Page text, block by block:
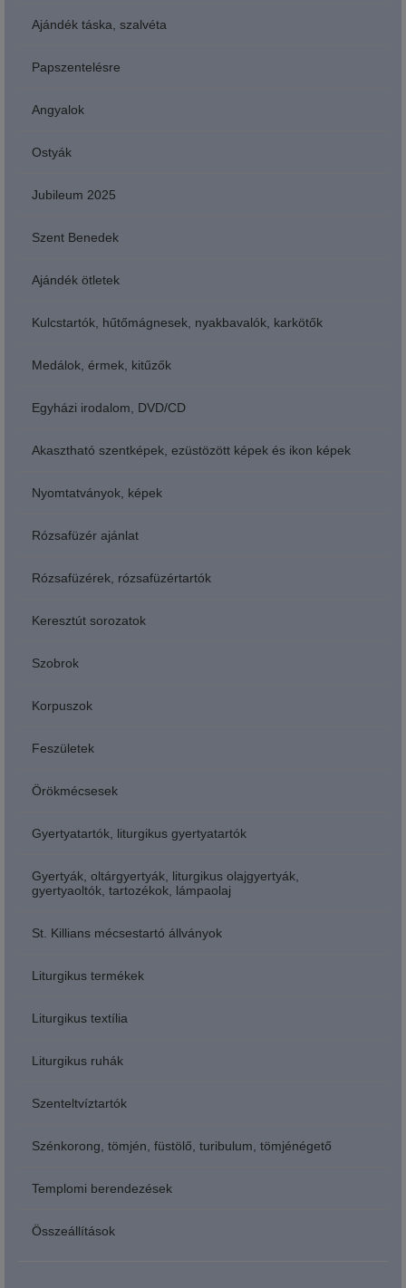
Ajándék táska, szalvéta
Papszentelésre
Angyalok
Ostyák
Jubileum 2025
Szent Benedek
Ajándék ötletek
Kulcstartók, hűtőmágnesek, nyakbavalók, karkötők
Medálok, érmek, kitűzők
Egyházi irodalom, DVD/CD
Akasztható szentképek, ezüstözött képek és ikon képek
Nyomtatványok, képek
Rózsafüzér ajánlat
Rózsafüzérek, rózsafüzértartók
Keresztút sorozatok
Szobrok
Korpuszok
Feszületek
Örökmécsesek
Gyertyatartók, liturgikus gyertyatartók
Gyertyák, oltárgyertyák, liturgikus olajgyertyák,
gyertyaoltók, tartozékok, lámpaolaj
St. Killians mécsestartó állványok
Liturgikus termékek
Liturgikus textília
Liturgikus ruhák
Szenteltvíztartók
Szénkorong, tömjén, füstölő, turibulum, tömjénégető
Templomi berendezések
Összeállítások